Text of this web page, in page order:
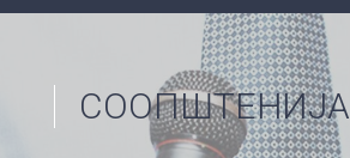
СООПШТЕНИЈА